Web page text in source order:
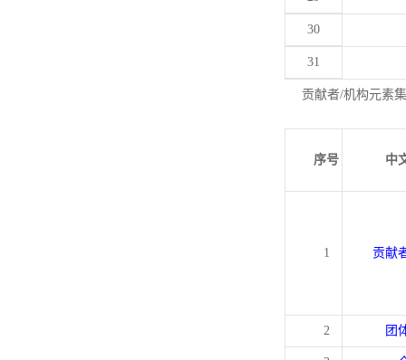
30
31
贡献者/机构元素
序号 中
1 贡献
2 团